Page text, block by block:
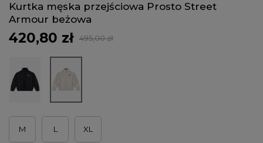
Kurtka męska przejściowa Prosto Street
Armour beżowa
420,80 zł 495,00 zł
M L XL